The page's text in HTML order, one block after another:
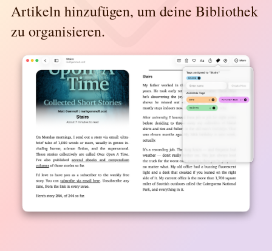
Artikeln hinzufügen, um deine Bibliothek
zu organisieren.